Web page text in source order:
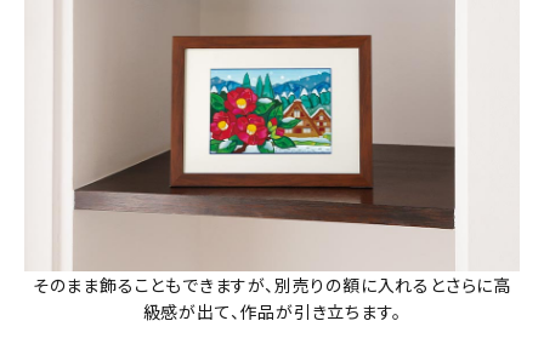
そのまま飾ることもできますが、別売りの額に入れるとさらに高
級感が出て、作品が引き立ちます。